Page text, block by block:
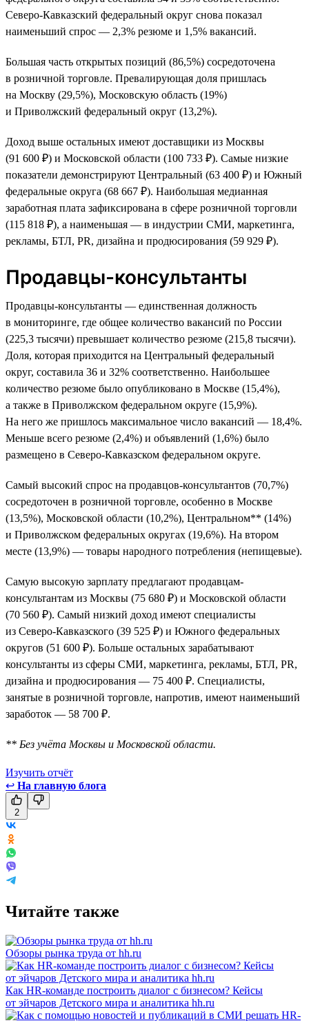
Северо-Кавказский федеральный округ снова показал
наименьший спрос — 2,3% резюме и 1,5% вакансий.
Большая часть открытых позиций (86,5%) сосредоточена
в розничной торговле. Превалирующая доля пришлась
на Москву (29,5%), Московскую область (19%)
и Приволжский федеральный округ (13,2%).
Доход выше остальных имеют доставщики из Москвы
(91 600 ₽) и Московской области (100 733 ₽). Самые низкие
показатели демонстрируют Центральный (63 400 ₽) и Южный
федеральные округа (68 667 ₽). Наибольшая медианная
заработная плата зафиксирована в сфере розничной торговли
(115 818 ₽), а наименьшая — в индустрии СМИ, маркетинга,
рекламы, БТЛ, PR, дизайна и продюсирования (59 929 ₽).
Продавцы-консультанты
Продавцы-консультанты — единственная должность
в мониторинге, где общее количество вакансий по России
(225,3 тысячи) превышает количество резюме (215,8 тысячи).
Доля, которая приходится на Центральный федеральный
округ, составила 36 и 32% соответственно. Наибольшее
количество резюме было опубликовано в Москве (15,4%),
а также в Приволжском федеральном округе (15,9%).
На него же пришлось максимальное число вакансий — 18,4%.
Меньше всего резюме (2,4%) и объявлений (1,6%) было
размещено в Северо-Кавказском федеральном округе.
Самый высокий спрос на продавцов-консультантов (70,7%)
сосредоточен в розничной торговле, особенно в Москве
(13,5%), Московской области (10,2%), Центральном** (14%)
и Приволжском федеральных округах (19,6%). На втором
месте (13,9%) — товары народного потребления (непищевые).
Самую высокую зарплату предлагают продавцам-
консультантам из Москвы (75 680 ₽) и Московской области
(70 560 ₽). Самый низкий доход имеют специалисты
из Северо-Кавказского (39 525 ₽) и Южного федеральных
округов (51 600 ₽). Больше остальных зарабатывают
консультанты из сферы СМИ, маркетинга, рекламы, БТЛ, PR,
дизайна и продюсирования — 75 400 ₽. Специалисты,
занятые в розничной торговле, напротив, имеют наименьший
заработок — 58 700 ₽.
** Без учёта Москвы и Московской области.
Изучить отчёт
↩ На главную блога
2
Читайте также
Обзоры рынка труда от hh.ru
Как HR-команде построить диалог с бизнесом? Кейсы
от эйчаров Детского мира и аналитика hh.ru